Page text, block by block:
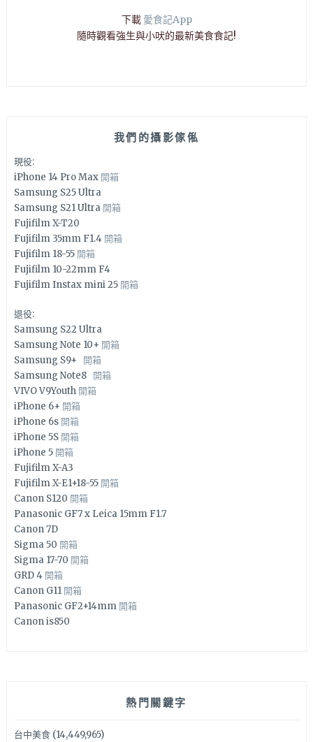
下載 愛食記App
隨時觀看強生與小吠的最新美食食記!
我們的攝影傢俬
現役:
iPhone 14 Pro Max 開箱
Samsung S25 Ultra
Samsung S21 Ultra 開箱
Fujifilm X-T20
Fujifilm 35mm F1.4 開箱
Fujifilm 18-55 開箱
Fujifilm 10-22mm F4
Fujifilm Instax mini 25 開箱
退役:
Samsung S22 Ultra
Samsung Note 10+ 開箱
Samsung S9+ 開箱
Samsung Note8 開箱
VIVO V9Youth 開箱
iPhone 6+ 開箱
iPhone 6s 開箱
iPhone 5S 開箱
iPhone 5 開箱
Fujifilm X-A3
Fujifilm X-E1+18-55 開箱
Canon S120 開箱
Panasonic GF7 x Leica 15mm F1.7
Canon 7D
Sigma 50 開箱
Sigma 17-70 開箱
GRD 4 開箱
Canon G11 開箱
Panasonic GF2+14mm 開箱
Canon is850
熱門關鍵字
台中美食(14,449,965)